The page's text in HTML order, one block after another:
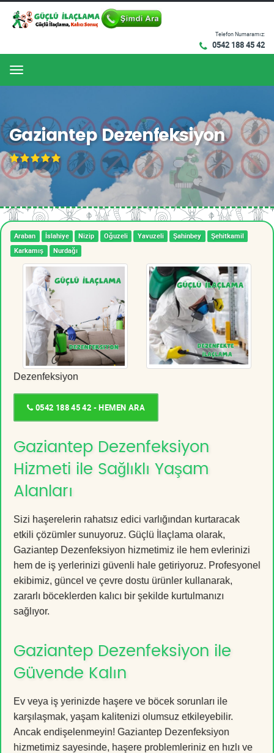
Telefon Numaramız:
0542 188 45 42
Menu
Gaziantep Dezenfeksiyon
Araban İslahiye Nizip Oğuzeli Yavuzeli Şahinbey
Şehitkamil
Karkamış
Nurdağı
Dezenfeksiyon
0542 188 45 42 - HEMEN ARA
Gaziantep Dezenfeksiyon
Hizmeti ile Sağlıklı Yaşam
Alanları
Sizi haşerelerin rahatsız edici varlığından kurtaracak
etkili çözümler sunuyoruz. Güçlü İlaçlama olarak,
Gaziantep Dezenfeksiyon hizmetimiz ile hem evlerinizi
hem de iş yerlerinizi güvenli hale getiriyoruz. Profesyonel
ekibimiz, güncel ve çevre dostu ürünler kullanarak,
zararlı böceklerden kalıcı bir şekilde kurtulmanızı
sağlıyor.
Gaziantep Dezenfeksiyon ile
Güvende Kalın
Ev veya iş yerinizde haşere ve böcek sorunları ile
karşılaşmak, yaşam kalitenizi olumsuz etkileyebilir.
Ancak endişelenmeyin! Gaziantep Dezenfeksiyon
hizmetimiz sayesinde, haşere problemleriniz en hızlı ve